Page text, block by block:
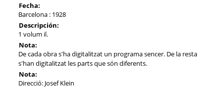
Fecha:
Barcelona : 1928
Descripción:
1 volum il.
Nota:
De cada obra s'ha digitalitzat un programa sencer. De la resta
s'han digitalitzat les parts que són diferents.
Nota:
Direcció: Josef Klein